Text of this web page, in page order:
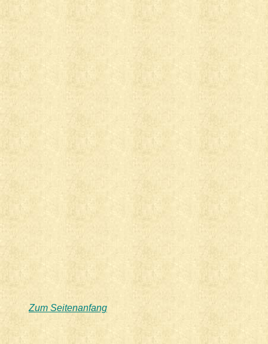
Zum Seitenanfang